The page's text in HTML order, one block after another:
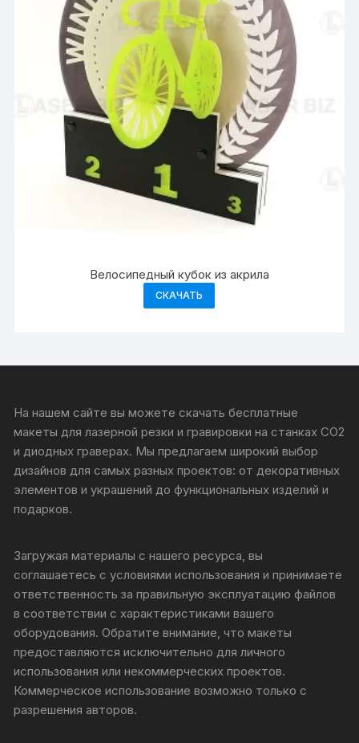
Велосипедный кубок из акрила
СКАЧАТЬ
На нашем сайте вы можете скачать бесплатные
макеты для лазерной резки и гравировки на станках CO2
и диодных граверах. Мы предлагаем широкий выбор
дизайнов для самых разных проектов: от декоративных
элементов и украшений до функциональных изделий и
подарков.
Загружая материалы с нашего ресурса, вы
соглашаетесь с условиями использования и принимаете
ответственность за правильную эксплуатацию файлов
в соответствии с характеристиками вашего
оборудования. Обратите внимание, что макеты
предоставляются исключительно для личного
использования или некоммерческих проектов.
Коммерческое использование возможно только с
разрешения авторов.